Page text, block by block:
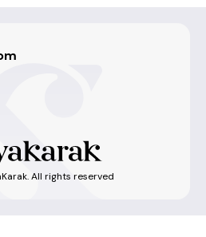
All rights reserved